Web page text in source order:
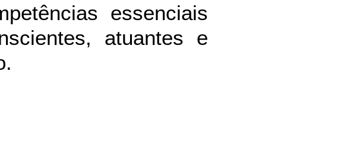
essenciais
atuantes e